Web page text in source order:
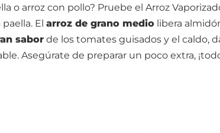
o arroz con pollo? Pruebe el Arroz
El arroz de grano medio libera
sabor de los tomates guisados y el caldo,
Asegúrate de preparar un poco extra,